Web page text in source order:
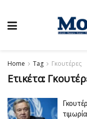
Home Tag Γκουτέρες
Ετικέτα: